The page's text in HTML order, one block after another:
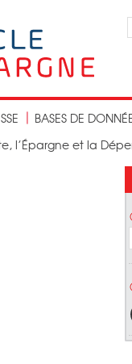
BASES DE
l’Épargne et la